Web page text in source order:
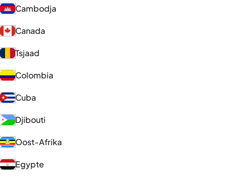
Cambodja
Canada
Tsjaad
Colombia
Cuba
Djibouti
Oost-Afrika
Egypte